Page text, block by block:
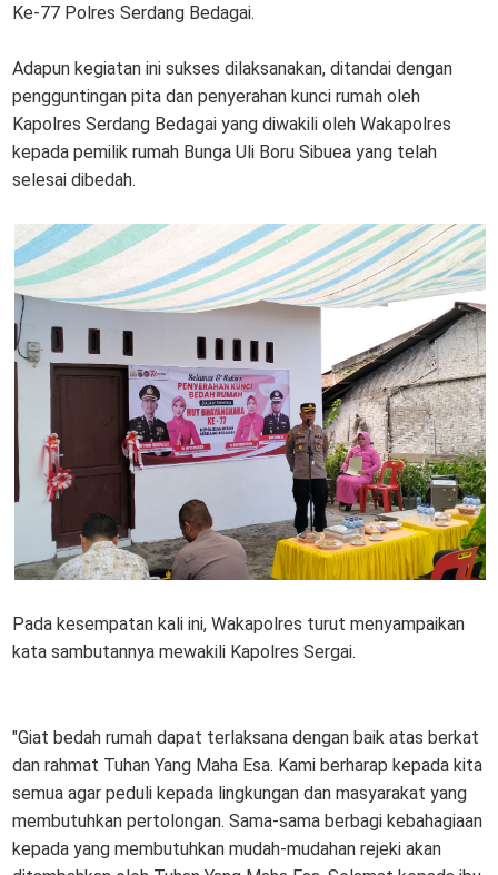
Ke-77 Polres Serdang Bedagai.
Adapun kegiatan ini sukses dilaksanakan, ditandai dengan
pengguntingan pita dan penyerahan kunci rumah oleh
Kapolres Serdang Bedagai yang diwakili oleh Wakapolres
kepada pemilik rumah Bunga Uli Boru Sibuea yang telah
selesai dibedah.
Pada kesempatan kali ini, Wakapolres turut menyampaikan
kata sambutannya mewakili Kapolres Sergai.
"Giat bedah rumah dapat terlaksana dengan baik atas berkat
dan rahmat Tuhan Yang Maha Esa. Kami berharap kepada kita
semua agar peduli kepada lingkungan dan masyarakat yang
membutuhkan pertolongan. Sama-sama berbagi kebahagiaan
kepada yang membutuhkan mudah-mudahan rejeki akan